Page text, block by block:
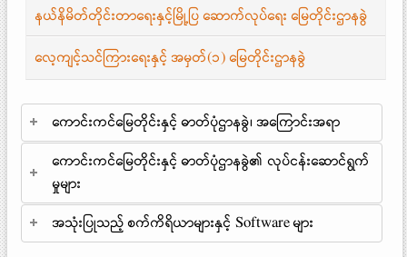
နယ်နိမိတ်တိုင်းတာရေးနှင့်မြို့ပြ ဆောက်လုပ်ရေး မြေတိုင်းဌာနခွဲ
လေ့ကျင့်သင်ကြားရေးနှင့် အမှတ်(၁) မြေတိုင်းဌာနခွဲ
ကောင်းကင်မြေတိုင်းနှင့် ဓာတ်ပုံဌာနခွဲ၊ အကြောင်းအရာ
ကောင်းကင်မြေတိုင်းနှင့် ဓာတ်ပုံဌာနခွဲ၏ လုပ်ငန်းဆောင်ရွက်
မှုများ
အသုံးပြုသည့် စက်ကိရိယာများနှင့် Software များ